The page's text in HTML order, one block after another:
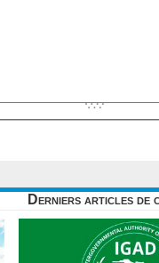
Derniers articles de